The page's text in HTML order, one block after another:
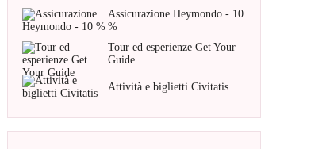
Assicurazione Heymondo - 10
%
Tour ed esperienze Get Your
Guide
Attività e biglietti Civitatis